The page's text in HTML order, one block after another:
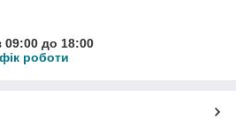
09:00 до 18:00
роботи